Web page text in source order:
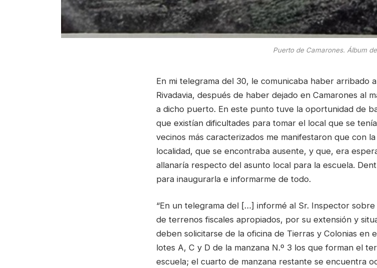
Puerto de Camarones. Álbum
En mi telegrama del 30, le comunicaba haber arribado
Rivadavia, después de haber dejado en Camarones al
a dicho puerto. En este punto tuve la oportunidad de
que existían dificultades para tomar el local que se
vecinos más caracterizados me manifestaron que con
localidad, que se encontraba ausente, y que, era
allanaría respecto del asunto local para la escuela.
para inaugurarla e informarme de todo.
“En un telegrama del […] informé al Sr. Inspector
de terrenos fiscales apropiados, por su extensión y
deben solicitarse de la oficina de Tierras y Colonias en
lotes A, C y D de la manzana N.º 3 los que forman el
escuela; el cuarto de manzana restante se encuentra